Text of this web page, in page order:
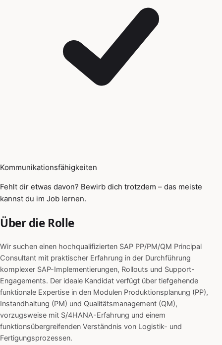
Kommunikationsfähigkeiten
Fehlt dir etwas davon? Bewirb dich trotzdem – das meiste
kannst du im Job lernen.
Über die Rolle
Wir suchen einen hochqualifizierten SAP PP/PM/QM Principal
Consultant mit praktischer Erfahrung in der Durchführung
komplexer SAP-Implementierungen, Rollouts und Support-
Engagements. Der ideale Kandidat verfügt über tiefgehende
funktionale Expertise in den Modulen Produktionsplanung (PP),
Instandhaltung (PM) und Qualitätsmanagement (QM),
vorzugsweise mit S/4HANA-Erfahrung und einem
funktionsübergreifenden Verständnis von Logistik- und
Fertigungsprozessen.